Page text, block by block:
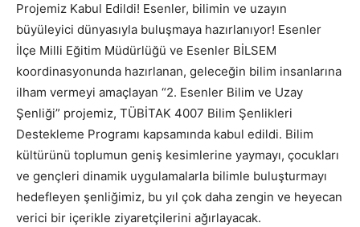
Projemiz Kabul Edildi! Esenler, bilimin ve uzayın
büyüleyici dünyasıyla buluşmaya hazırlanıyor! Esenler
İlçe Milli Eğitim Müdürlüğü ve Esenler BİLSEM
koordinasyonunda hazırlanan, geleceğin bilim insanlarına
ilham vermeyi amaçlayan “2. Esenler Bilim ve Uzay
Şenliği” projemiz, TÜBİTAK 4007 Bilim Şenlikleri
Destekleme Programı kapsamında kabul edildi. Bilim
kültürünü toplumun geniş kesimlerine yaymayı, çocukları
ve gençleri dinamik uygulamalarla bilimle buluşturmayı
hedefleyen şenliğimiz, bu yıl çok daha zengin ve heyecan
verici bir içerikle ziyaretçilerini ağırlayacak.